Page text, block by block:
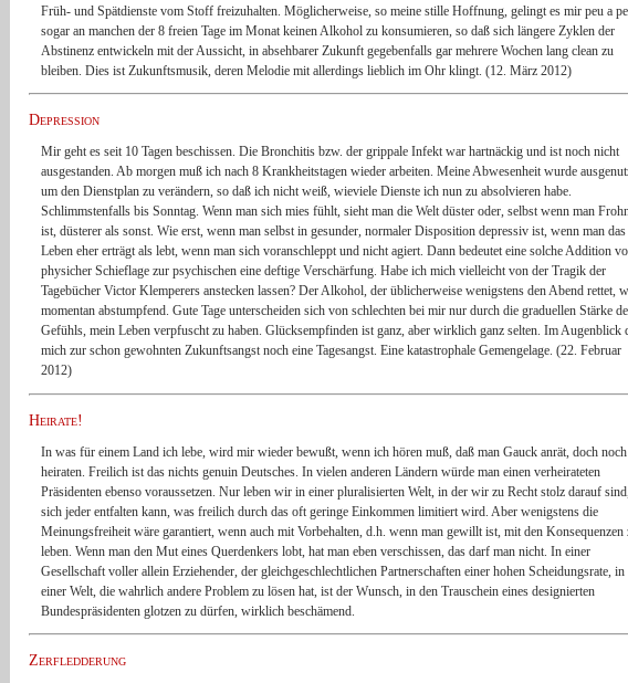
Früh- und Spätdienste vom Stoff freizuhalten. Möglicherweise, so meine stille Hoffnung, gelingt es mir peu a
sogar an manchen der 8 freien Tage im Monat keinen Alkohol zu konsumieren, so daß sich längere Zyklen der
Abstinenz entwickeln mit der Aussicht, in absehbarer Zukunft gegebenfalls gar mehrere Wochen lang clean zu
bleiben. Dies ist Zukunftsmusik, deren Melodie mit allerdings lieblich im Ohr klingt. (12. März 2012)
Depression
Mir geht es seit 10 Tagen beschissen. Die Bronchitis bzw. der grippale Infekt war hartnäckig und ist noch nicht
ausgestanden. Ab morgen muß ich nach 8 Krankheitstagen wieder arbeiten. Meine Abwesenheit wurde
um den Dienstplan zu verändern, so daß ich nicht weiß, wieviele Dienste ich nun zu absolvieren habe.
Schlimmstenfalls bis Sonntag. Wenn man sich mies fühlt, sieht man die Welt düster oder, selbst wenn man
ist, düsterer als sonst. Wie erst, wenn man selbst in gesunder, normaler Disposition depressiv ist, wenn man das
Leben eher erträgt als lebt, wenn man sich voranschleppt und nicht agiert. Dann bedeutet eine solche Addition
physicher Schieflage zur psychischen eine deftige Verschärfung. Habe ich mich vielleicht von der Tragik der
Tagebücher Victor Klemperers anstecken lassen? Der Alkohol, der üblicherweise wenigstens den Abend rettet,
momentan abstumpfend. Gute Tage unterscheiden sich von schlechten bei mir nur durch die graduellen Stärke
Gefühls, mein Leben verpfuscht zu haben. Glücksempfinden ist ganz, aber wirklich ganz selten. Im Augenblick
mich zur schon gewohnten Zukunftsangst noch eine Tagesangst. Eine katastrophale Gemengelage. (22. Februar
2012)
Heirate!
In was für einem Land ich lebe, wird mir wieder bewußt, wenn ich hören muß, daß man Gauck anrät, doch
heiraten. Freilich ist das nichts genuin Deutsches. In vielen anderen Ländern würde man einen verheirateten
Präsidenten ebenso voraussetzen. Nur leben wir in einer pluralisierten Welt, in der wir zu Recht stolz darauf
sich jeder entfalten kann, was freilich durch das oft geringe Einkommen limitiert wird. Aber wenigstens die
Meinungsfreiheit wäre garantiert, wenn auch mit Vorbehalten, d.h. wenn man gewillt ist, mit den Konsequenzen
leben. Wenn man den Mut eines Querdenkers lobt, hat man eben verschissen, das darf man nicht. In einer
Gesellschaft voller allein Erziehender, der gleichgeschlechtlichen Partnerschaften einer hohen Scheidungsrate, in
einer Welt, die wahrlich andere Problem zu lösen hat, ist der Wunsch, in den Trauschein eines designierten
Bundespräsidenten glotzen zu dürfen, wirklich beschämend.
Zerfledderung